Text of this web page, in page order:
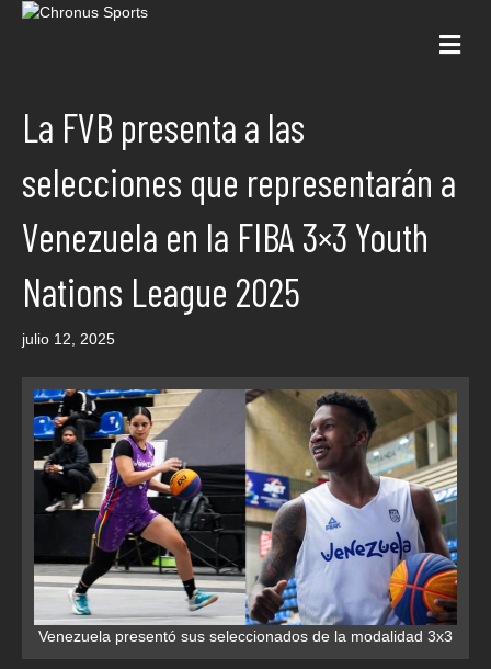
La FVB presenta a las
selecciones que representarán a
Venezuela en la FIBA 3×3 Youth
Nations League 2025
julio 12, 2025
Venezuela presentó sus seleccionados de la modalidad 3x3